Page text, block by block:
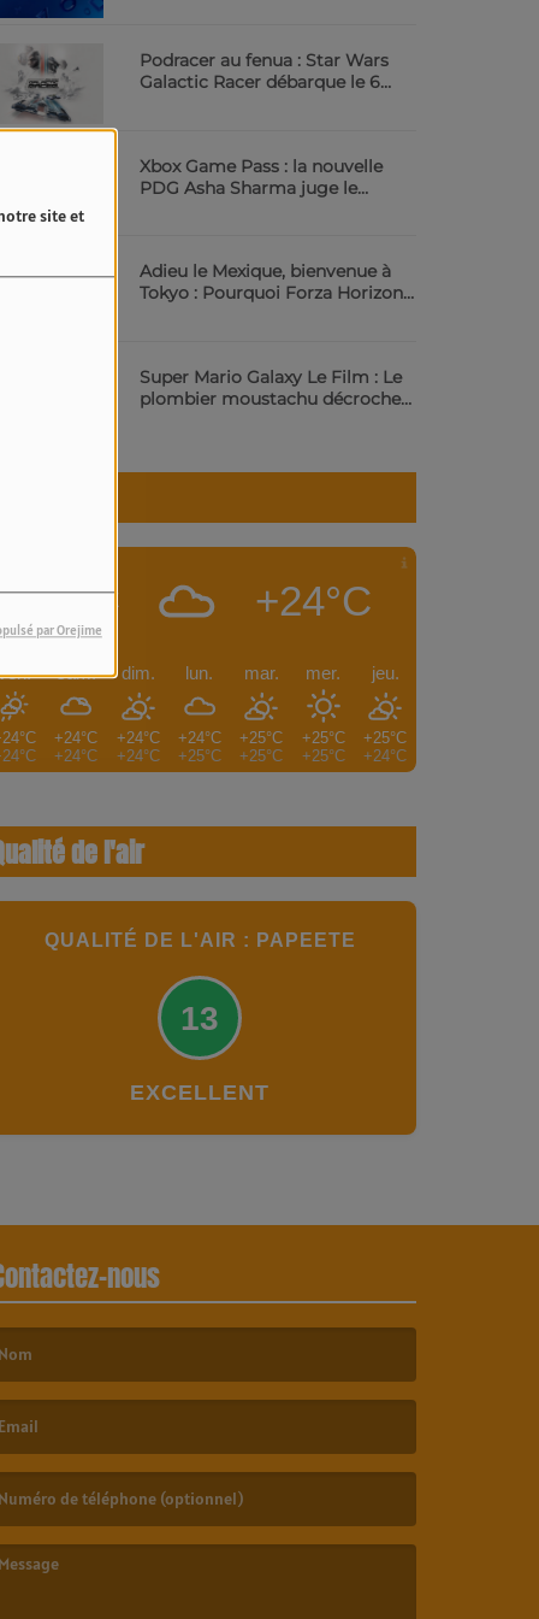
site et
par Orejime
Podracer au fenua : Star Wars
Galactic Racer débarque le 6
Xbox Game Pass : la nouvelle
PDG Asha Sharma juge le
Adieu le Mexique, bienvenue à
Tokyo : Pourquoi Forza Horizon
Super Mario Galaxy Le Film : Le
plombier moustachu décroche
PAPEETE +24°C
sam.
+24°C
+24°C
dim.
+24°C
+24°C
lun.
+24°C
+25°C
mar.
+25°C
+25°C
mer.
+25°C
+25°C
jeu.
+25°C
+24°C
de l'air
QUALITÉ DE L'AIR : PAPEETE
13
EXCELLENT
nous